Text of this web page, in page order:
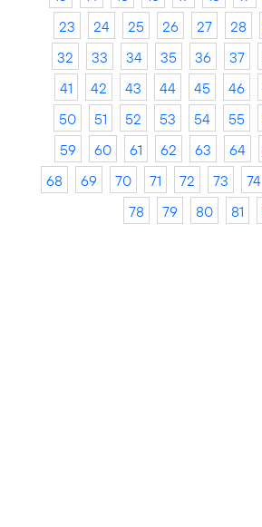
23
24 25 26 27 28
32
33 34 35 36 37
41
42 43 44 45 46
50
51 52 53 54 55
59
60 61 62 63 64
68
69 70 71 72 73 74
78
79 80 81